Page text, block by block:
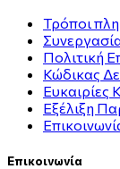
Τρόποι
Πολιτική
Κώδικας
Ευκαιρίες
Εξέλιξη
Επικοινωνία